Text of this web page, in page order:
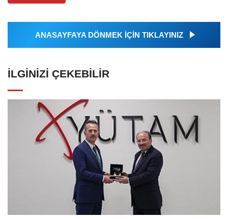
ANASAYFAYA DÖNMEK İÇİN TIKLAYINIZ
İLGINIZI ÇEKEBILIR